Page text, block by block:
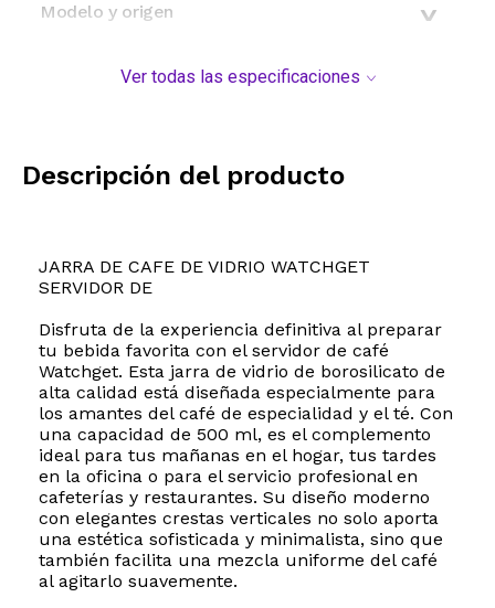
Modelo y origen
Ver todas las especificaciones
Descripción del producto
JARRA DE CAFE DE VIDRIO WATCHGET
SERVIDOR DE
Disfruta de la experiencia definitiva al preparar
tu bebida favorita con el servidor de café
Watchget. Esta jarra de vidrio de borosilicato de
alta calidad está diseñada especialmente para
los amantes del café de especialidad y el té. Con
una capacidad de 500 ml, es el complemento
ideal para tus mañanas en el hogar, tus tardes
en la oficina o para el servicio profesional en
cafeterías y restaurantes. Su diseño moderno
con elegantes crestas verticales no solo aporta
una estética sofisticada y minimalista, sino que
también facilita una mezcla uniforme del café
al agitarlo suavemente.